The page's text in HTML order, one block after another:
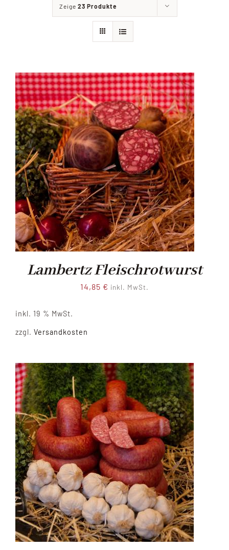
Angebote
Kontakt
Zeige 23 Produkte
Lambertz Fleischrotwurst
14,85 € inkl. MwSt.
inkl. 19 % MwSt.
zzgl. Versandkosten